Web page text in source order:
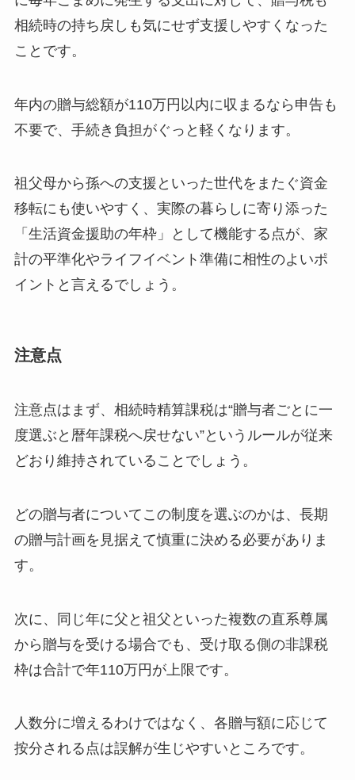
相続時の持ち戻しも気にせず支援しやすくなった
ことです。
年内の贈与総額が110万円以内に収まるなら申告も
不要で、手続き負担がぐっと軽くなります。
祖父母から孫への支援といった世代をまたぐ資金
移転にも使いやすく、実際の暮らしに寄り添った
「生活資金援助の年枠」として機能する点が、家
計の平準化やライフイベント準備に相性のよいポ
イントと言えるでしょう。
注意点
注意点はまず、相続時精算課税は“贈与者ごとに一
度選ぶと暦年課税へ戻せない”というルールが従来
どおり維持されていることでしょう。
どの贈与者についてこの制度を選ぶのかは、長期
の贈与計画を見据えて慎重に決める必要がありま
す。
次に、同じ年に父と祖父といった複数の直系尊属
から贈与を受ける場合でも、受け取る側の非課税
枠は合計で年110万円が上限です。
人数分に増えるわけではなく、各贈与額に応じて
按分される点は誤解が生じやすいところです。